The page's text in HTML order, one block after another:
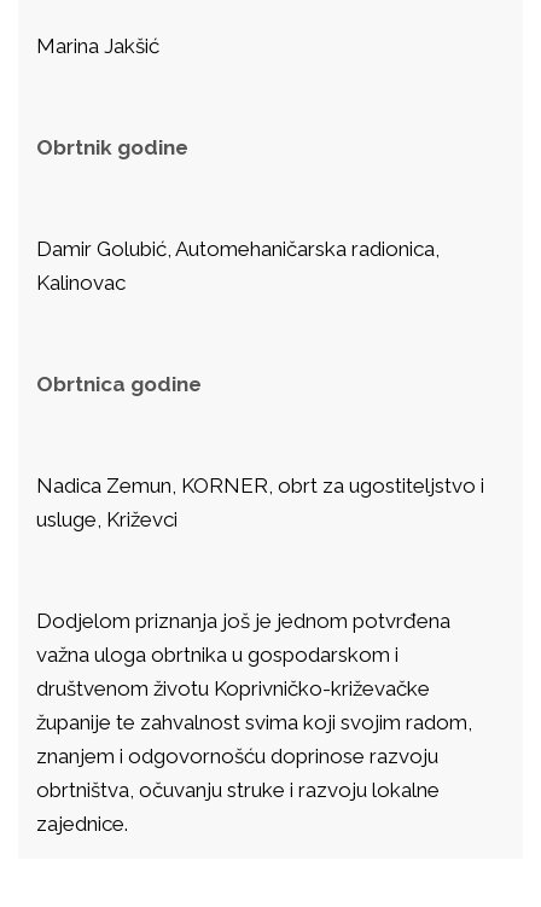
Marina Jakšić
Obrtnik godine
Damir Golubić, Automehaničarska radionica,
Kalinovac
Obrtnica godine
Nadica Zemun, KORNER, obrt za ugostiteljstvo i
usluge, Križevci
Dodjelom priznanja još je jednom potvrđena
važna uloga obrtnika u gospodarskom i
društvenom životu Koprivničko-križevačke
županije te zahvalnost svima koji svojim radom,
znanjem i odgovornošću doprinose razvoju
obrtništva, očuvanju struke i razvoju lokalne
zajednice.